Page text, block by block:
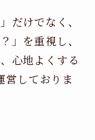
だけでなく、
」を重視し、
心地よくする
営しておりま